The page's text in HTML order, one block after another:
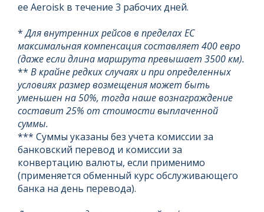
ее Aeroisk в течение 3 рабочих дней.
*Для внутренних рейсов в пределах ЕС
максимальная компенсация составляет 400 евро
(даже если длина маршрута превышает 3500 км).
** В крайне редких случаях и при определенных
условиях размер возмещения может быть
уменьшен на 50%, тогда наше вознаграждение
составит 25% от стоимости выплаченной
суммы.
*** Суммы указаны без учета комиссии за
банковский перевод и комиссии за
конвертацию валюты, если применимо
(применяется обменный курс обслуживающего
банка на день перевода).